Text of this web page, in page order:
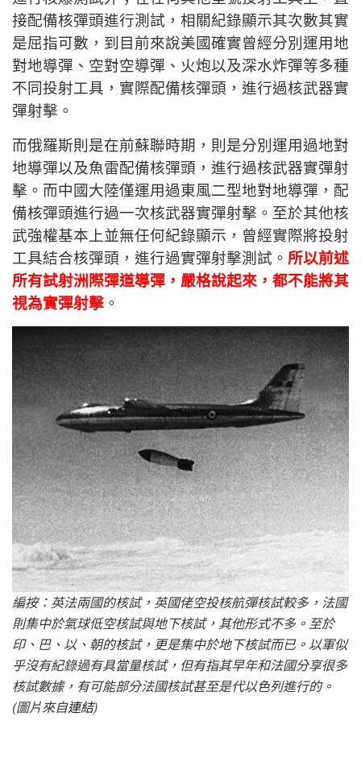
接配備核彈頭進行測試，相關紀錄顯示其次數其實
是屈指可數，到目前來說美國確實曾經分別運用地
對地導彈、空對空導彈、火炮以及深水炸彈等多種
不同投射工具，實際配備核彈頭，進行過核武器實
彈射擊。
而俄羅斯則是在前蘇聯時期，則是分別運用過地對
地導彈以及魚雷配備核彈頭，進行過核武器實彈射
擊。而中國大陸僅運用過東風二型地對地導彈，配
備核彈頭進行過一次核武器實彈射擊。至於其他核
武強權基本上並無任何紀錄顯示，曾經實際將投射
工具結合核彈頭，進行過實彈射擊測試。 所以前述
所有試射洲際彈道導彈，嚴格說起來，都不能將其
視為實彈射擊 。
編按：英法兩國的核試，英國佬空投核航彈核試較多，法國
則集中於氣球低空核試與地下核試，其他形式不多。至於
印、巴、以、朝的核試，更是集中於地下核試而已。以軍似
乎沒有紀錄過有具當量核試，但有指其早年和法國分享很多
核試數據，有可能部分法國核試甚至是代以色列進行的。
(圖片來自連結)